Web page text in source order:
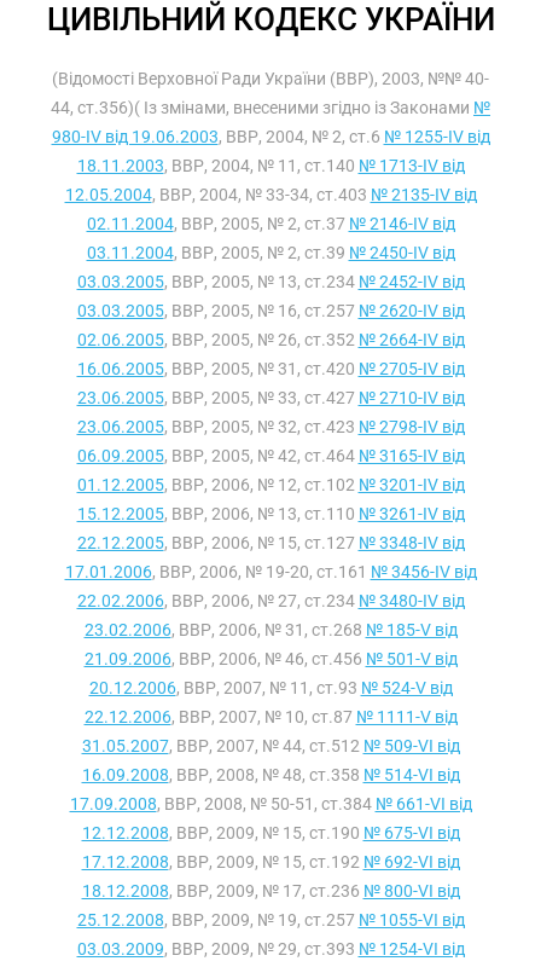
ЦИВІЛЬНИЙ КОДЕКС УКРАЇНИ
(Відомості Верховної Ради України (ВВР), 2003, №№ 40-
44, ст.356)( Із змінами, внесеними згідно із Законами №
980-IV від 19.06.2003, ВВР, 2004, № 2, ст.6 № 1255-IV від
18.11.2003, ВВР, 2004, № 11, ст.140 № 1713-IV від
12.05.2004, ВВР, 2004, № 33-34, ст.403 № 2135-IV від
02.11.2004, ВВР, 2005, № 2, ст.37 № 2146-IV від
03.11.2004, ВВР, 2005, № 2, ст.39 № 2450-IV від
03.03.2005, ВВР, 2005, № 13, ст.234 № 2452-IV від
03.03.2005, ВВР, 2005, № 16, ст.257 № 2620-IV від
02.06.2005, ВВР, 2005, № 26, ст.352 № 2664-IV від
16.06.2005, ВВР, 2005, № 31, ст.420 № 2705-IV від
23.06.2005, ВВР, 2005, № 33, ст.427 № 2710-IV від
23.06.2005, ВВР, 2005, № 32, ст.423 № 2798-IV від
06.09.2005, ВВР, 2005, № 42, ст.464 № 3165-IV від
01.12.2005, ВВР, 2006, № 12, ст.102 № 3201-IV від
15.12.2005, ВВР, 2006, № 13, ст.110 № 3261-IV від
22.12.2005, ВВР, 2006, № 15, ст.127 № 3348-IV від
17.01.2006, ВВР, 2006, № 19-20, ст.161 № 3456-IV від
22.02.2006, ВВР, 2006, № 27, ст.234 № 3480-IV від
23.02.2006, ВВР, 2006, № 31, ст.268 № 185-V від
21.09.2006, ВВР, 2006, № 46, ст.456 № 501-V від
20.12.2006, ВВР, 2007, № 11, ст.93 № 524-V від
22.12.2006, ВВР, 2007, № 10, ст.87 № 1111-V від
31.05.2007, ВВР, 2007, № 44, ст.512 № 509-VI від
16.09.2008, ВВР, 2008, № 48, ст.358 № 514-VI від
17.09.2008, ВВР, 2008, № 50-51, ст.384 № 661-VI від
12.12.2008, ВВР, 2009, № 15, ст.190 № 675-VI від
17.12.2008, ВВР, 2009, № 15, ст.192 № 692-VI від
18.12.2008, ВВР, 2009, № 17, ст.236 № 800-VI від
25.12.2008, ВВР, 2009, № 19, ст.257 № 1055-VI від
03.03.2009, ВВР, 2009, № 29, ст.393 № 1254-VI від